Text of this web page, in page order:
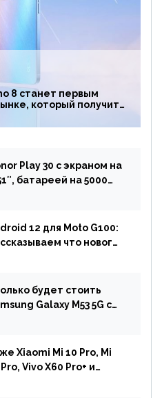
8 станет первым
который получит
Play 30 с экраном на
батареей на 5000
12 для Moto G100:
что нового
будет стоить
Galaxy M53 5G с
Xiaomi Mi 10 Pro, Mi
Vivo X60 Pro+ и